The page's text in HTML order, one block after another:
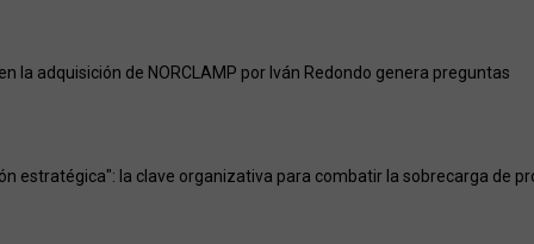
en la adquisición de NORCLAMP por Iván Redondo genera preguntas
estratégica": la clave organizativa para combatir la sobrecarga de